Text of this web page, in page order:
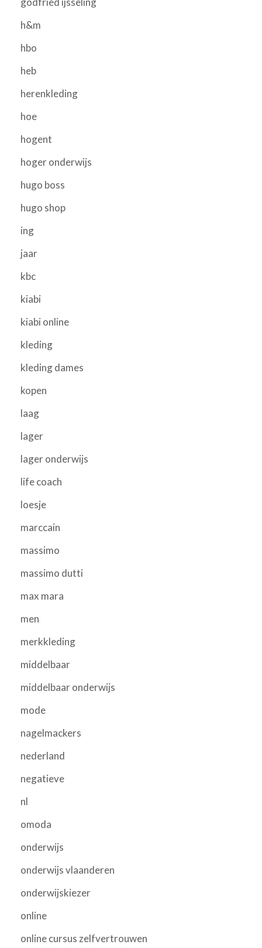
h&m
hbo
heb
herenkleding
hoe
hogent
hoger onderwijs
hugo boss
hugo shop
ing
jaar
kbc
kiabi
kiabi online
kleding
kleding dames
kopen
laag
lager
lager onderwijs
life coach
loesje
marccain
massimo
massimo dutti
max mara
men
merkkleding
middelbaar
middelbaar onderwijs
mode
nagelmackers
nederland
negatieve
nl
omoda
onderwijs
onderwijs vlaanderen
onderwijskiezer
online
online cursus zelfvertrouwen